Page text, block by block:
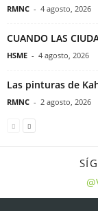
RMNC - 4 agosto, 2026
CUANDO LAS
HSME - 4 agosto, 2026
Las pinturas de
RMNC - 2 agosto, 2026